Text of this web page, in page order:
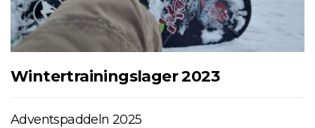
Wintertrainingslager 2023
Adventspaddeln 2025